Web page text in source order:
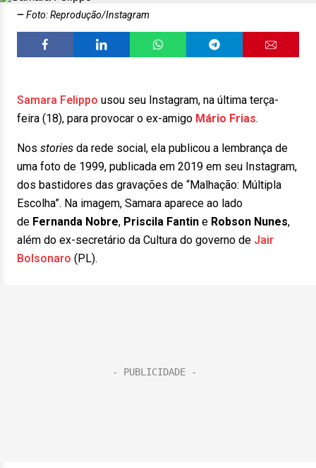
Foto: Reprodução/Instagram
Samara Felippo usou seu Instagram, na última terça-
feira (18), para provocar o ex-amigo Mário Frias.
Nos stories da rede social, ela publicou a lembrança de
uma foto de 1999, publicada em 2019 em seu Instagram,
dos bastidores das gravações de “Malhação: Múltipla
Escolha”. Na imagem, Samara aparece ao lado
de Fernanda Nobre, Priscila Fantin e Robson Nunes,
além do ex-secretário da Cultura do governo de Jair
Bolsonaro (PL).